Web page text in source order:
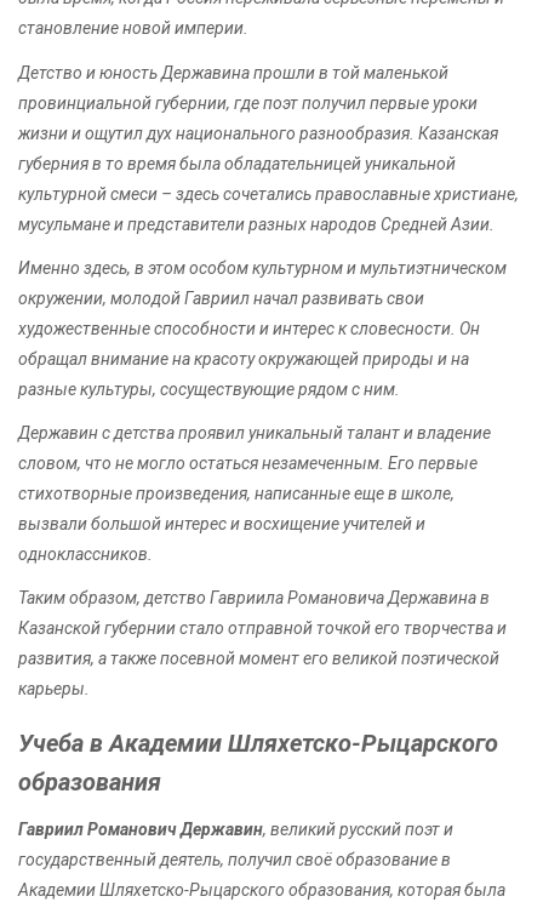
становление новой империи.
Детство и юность Державина прошли в той маленькой
провинциальной губернии, где поэт получил первые уроки
жизни и ощутил дух национального разнообразия. Казанская
губерния в то время была обладательницей уникальной
культурной смеси – здесь сочетались православные христиане,
мусульмане и представители разных народов Средней Азии.
Именно здесь, в этом особом культурном и мультиэтническом
окружении, молодой Гавриил начал развивать свои
художественные способности и интерес к словесности. Он
обращал внимание на красоту окружающей природы и на
разные культуры, сосуществующие рядом с ним.
Державин с детства проявил уникальный талант и владение
словом, что не могло остаться незамеченным. Его первые
стихотворные произведения, написанные еще в школе,
вызвали большой интерес и восхищение учителей и
одноклассников.
Таким образом, детство Гавриила Романовича Державина в
Казанской губернии стало отправной точкой его творчества и
развития, а также посевной момент его великой поэтической
карьеры.
Учеба в Академии Шляхетско-Рыцарского
образования
Гавриил Романович Державин, великий русский поэт и
государственный деятель, получил своё образование в
Академии Шляхетско-Рыцарского образования, которая была